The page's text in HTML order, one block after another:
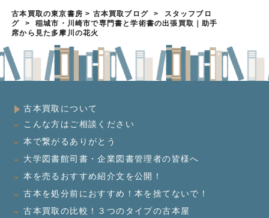
古本買取の東京書房 > 古本買取ブログ >
スタッフブロ
グ
>
稲城市・川崎市で専門書と学術書の出張買取｜助手
席から見た多摩川の花火
古本買取について
こんな方はご相談ください
本で繋がるありがとう
大学図書館司書・企業図書管理者の皆様へ
本を売るおすすめ紹介文を公開！
古本を処分前におすすめ！本を捨てないで！
古本買取の比較！３つのタイプの古本屋